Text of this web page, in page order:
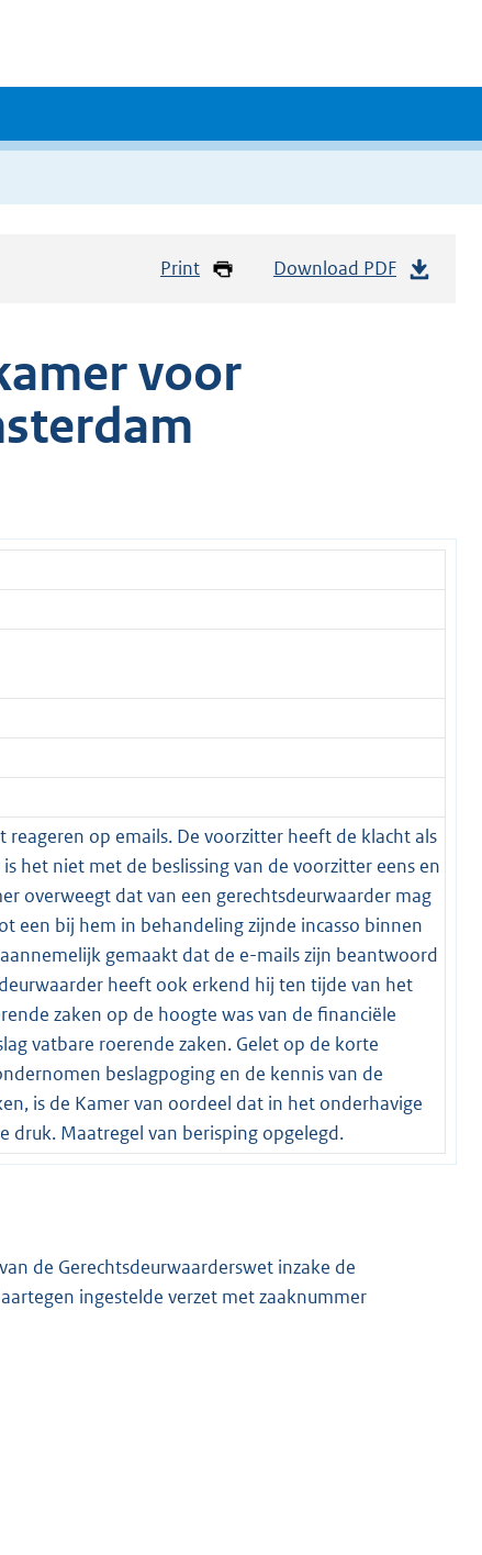
Print Download PDF
voor
reageren op emails. De voorzitter heeft de klacht als
het niet met de beslissing van de voorzitter eens en
overweegt dat van een gerechtsdeurwaarder mag
bij hem in behandeling zijnde incasso binnen
gemaakt dat de e-mails zijn beantwoord
heeft ook erkend hij ten tijde van het
zaken op de hoogte was van de financiële
vatbare roerende zaken. Gelet op de korte
beslagpoging en de kennis van de
is de Kamer van oordeel dat in het onderhavige
druk. Maatregel van berisping opgelegd.
de Gerechtsdeurwaarderswet inzake de
ingestelde verzet met zaaknummer